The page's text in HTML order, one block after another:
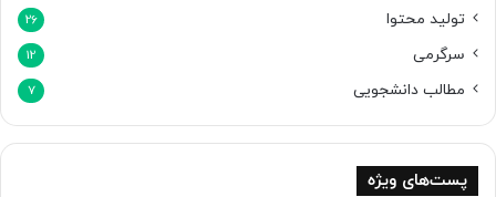
تولید محتوا 26
سرگرمی 12
مطالب دانشجویی 7
پست‌های ویژه